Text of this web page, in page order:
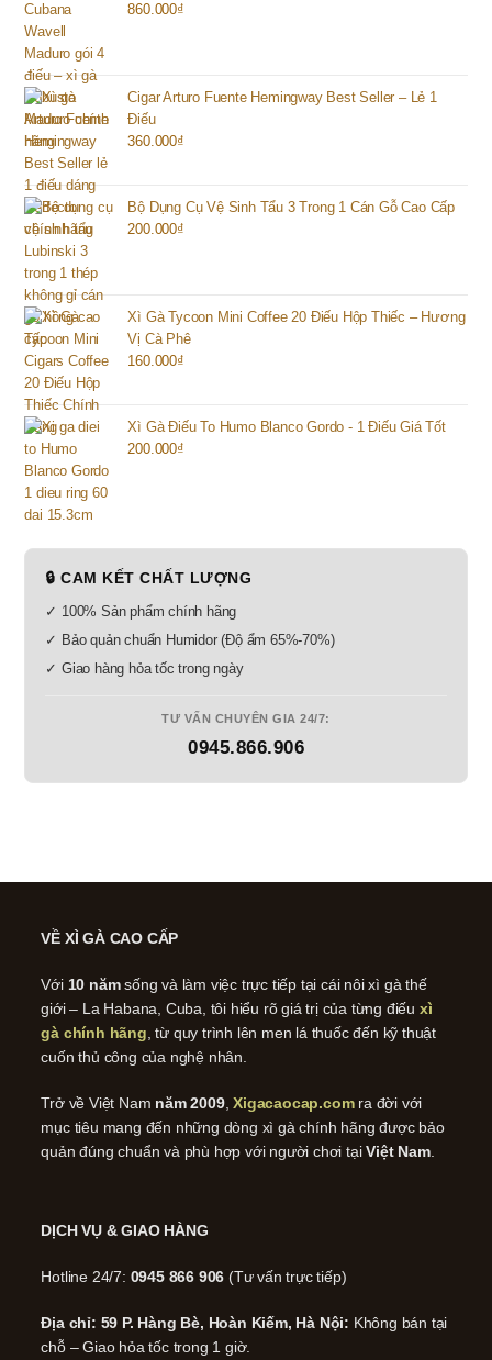
860.000₫
Cigar Arturo Fuente Hemingway Best Seller – Lẻ 1
Điếu
360.000₫
Bộ Dụng Cụ Vệ Sinh Tẩu 3 Trong 1 Cán Gỗ Cao Cấp
200.000₫
Xì Gà Tycoon Mini Coffee 20 Điếu Hộp Thiếc – Hương
Vị Cà Phê
160.000₫
Xì Gà Điếu To Humo Blanco Gordo - 1 Điếu Giá Tốt
200.000₫
🔒 CAM KẾT CHẤT LƯỢNG
✓ 100% Sản phẩm chính hãng
✓ Bảo quản chuẩn Humidor (Độ ẩm 65%-70%)
✓ Giao hàng hỏa tốc trong ngày
TƯ VẤN CHUYÊN GIA 24/7:
0945.866.906
VỀ XÌ GÀ CAO CẤP
Với 10 nămsống và làm việc trực tiếp tại cái nôi xì gà thế
giới – La Habana, Cuba, tôi hiểu rõ giá trị của từng điếu xì
gà chính hãng, từ quy trình lên men lá thuốc đến kỹ thuật
cuốn thủ công của nghệ nhân.
Trở về Việt Nam năm 2009,Xigacaocap.comra đời với
mục tiêu mang đến những dòng xì gà chính hãng được bảo
quản đúng chuẩn và phù hợp với người chơi tạiViệt Nam.
DỊCH VỤ & GIAO HÀNG
Hotline 24/7: 0945 866 906 (Tư vấn trực tiếp)
Địa chỉ: 59 P. Hàng Bè, Hoàn Kiếm, Hà Nội: Không bán tại
chỗ – Giao hỏa tốc trong 1 giờ.